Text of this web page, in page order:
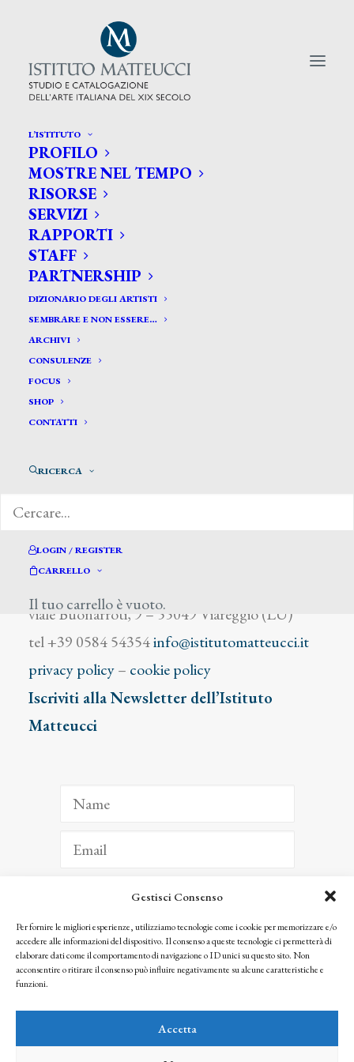
Gestisci Consenso
Per fornire le migliori esperienze, utilizziamo tecnologie come i cookie per memorizzare e/o
accedere alle informazioni del dispositivo. Il consenso a queste tecnologie ci permetterà di
elaborare dati come il comportamento di navigazione o ID unici su questo sito. Non
acconsentire o ritirare il consenso può influire negativamente su alcune caratteristiche e
funzioni.
Accetta
L’ISTITUTO
PROFILO
MOSTRE NEL TEMPO
RISORSE
SERVIZI
RAPPORTI
STAFF
PARTNERSHIP
DIZIONARIO DEGLI ARTISTI
SEMBRARE E NON ESSERE…
ARCHIVI
CONSULENZE
FOCUS
SHOP
CONTATTI
RICERCA
LOGIN / REGISTER
CARRELLO
Il tuo carrello è vuoto.
CERCA TRA GLI ARTISTI:
Search
for:
De Tiroli Arturo
viale Buonarroti, 9 – 55049 Viareggio (LU)
tel +39 0584 54354info@istitutomatteucci.it
privacy policy– cookie policy
Iscriviti alla Newsletter dell’Istituto
Matteucci
ISCRIVITI
Facendo clic per iscriverti, riconosci che le tue informazioni saranno trattate
seguendo la nostra Privacy Policy
© 2025 Istituto Matteucci. All right reserved
l’autorizzazione scritta dei proprietari dei diritti e dell’Istituto Matteucci